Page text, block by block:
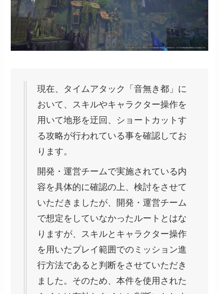
現在、タイムアタック「音無き都」に
おいて、スキルやキャラクター操作を
用いて地形を迂回、ショートカットす
る攻略が行われている事を確認してお
ります。
開発・運営チームで実施されている内
容を具体的に確認の上、検討をさせて
いただきましたが、開発・運営チーム
で想定をしていなかったルートとはな
りますが、スキルとキャラクター操作
を用いたプレイ範囲でのミッション進
行方法であると判断をさせていただき
ました。そのため、本件を使用された